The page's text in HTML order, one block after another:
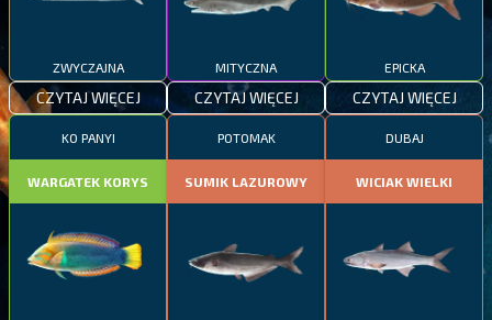
ZWYCZAJNA
CZYTAJ WIĘCEJ
MITYCZNA
CZYTAJ WIĘCEJ
EPICKA
CZYTAJ WIĘCEJ
KO PANYI
WARGATEK KORYS
POTOMAK
SUMIK LAZUROWY
DUBAJ
WICIAK WIELKI